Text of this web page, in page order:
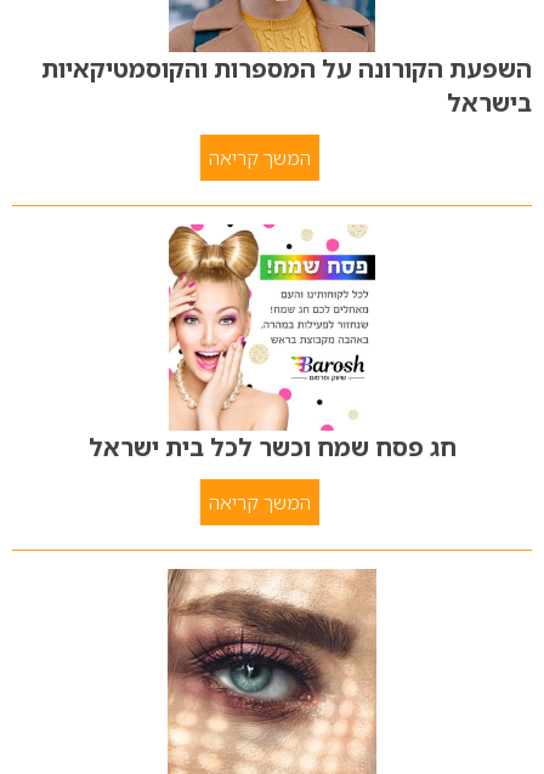
השפעת הקורונה על המספרות והקוסמטיקאיות
בישראל
המשך קריאה
חג פסח שמח וכשר לכל בית ישראל
המשך קריאה